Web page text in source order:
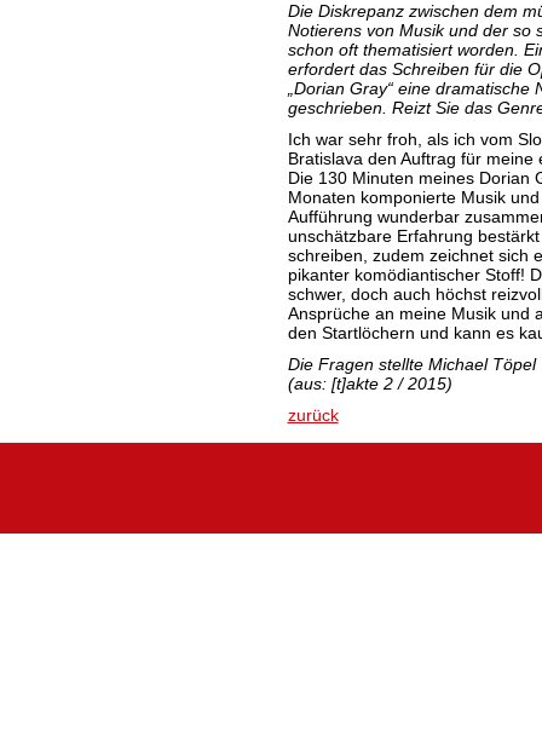
Die Diskrepanz zwischen dem
Notierens von Musik und der so
schon oft thematisiert worden.
erfordert das Schreiben für die
„Dorian Gray“ eine
geschrieben. Reizt Sie das
Ich war sehr froh, als ich vom
Bratislava den Auftrag für
Die 130 Minuten meines Dorian
Monaten komponierte Musik
Aufführung wunderbar
unschätzbare Erfahrung
schreiben, zudem zeichnet sich
pikanter komödiantischer Stoff!
schwer, doch auch höchst
Ansprüche an meine Musik und
den Startlöchern und kann es
Die Fragen stellte Michael Töpel
(aus: [t]akte 2 / 2015)
zurück